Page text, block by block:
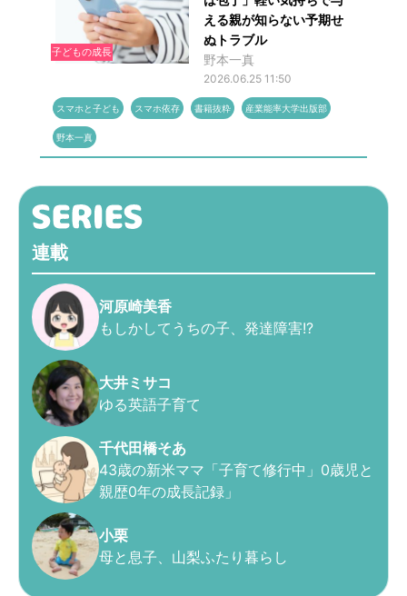
子どもの成長
える親が知らない予期せ
ぬトラブル
野本一真
2026.06.25 11:50
スマホと子ども スマホ依存 書籍抜粋 産業能率大学出版部
野本一真
連載
河原崎美香
もしかしてうちの子、発達障害!?
大井ミサコ
ゆる英語子育て
千代田橋そあ
43歳の新米ママ「子育て修行中」0歳児と
親歴0年の成長記録」
小栗
母と息子、山梨ふたり暮らし